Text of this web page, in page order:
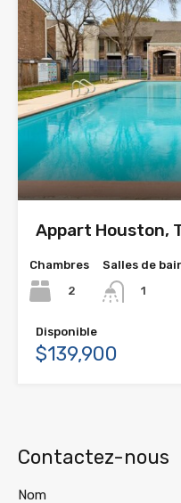
Appart Houston,
Chambres
2
Salles de
1
Disponible
$139,900
Contactez-nous
Nom